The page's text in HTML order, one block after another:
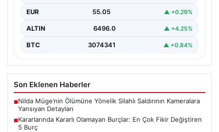
EUR 55.05 ▲ +0.29%
ALTIN 6496.0 ▲ +4.25%
BTC 3074341 ▲ +0.84%
Son Eklenen Haberler
■Nilda Müge’nin Ölümüne Yönelik Silahlı Saldırının Kameralara
Yansıyan Detayları
■Kararlarında Kararlı Olamayan Burçlar: En Çok Fikir Değiştiren
5 Burç